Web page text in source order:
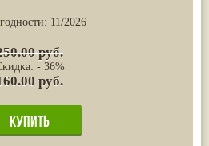
11/2026
руб.
- 36%
руб.